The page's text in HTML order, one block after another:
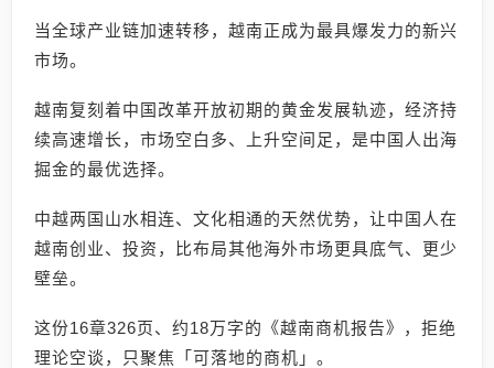
当全球产业链加速转移，越南正成为最具爆发力的新兴
市场。
越南复刻着中国改革开放初期的黄金发展轨迹，经济持
续高速增长，市场空白多、上升空间足，是中国人出海
掘金的最优选择。
中越两国山水相连、文化相通的天然优势，让中国人在
越南创业、投资，比布局其他海外市场更具底气、更少
壁垒。
这份16章326页、约18万字的《越南商机报告》，拒绝
理论空谈，只聚焦「可落地的商机」。